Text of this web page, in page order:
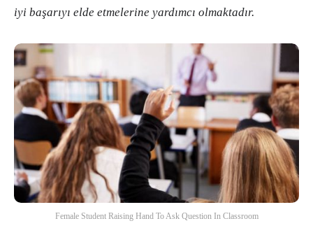
iyi başarıyı elde etmelerine yardımcı olmaktadır.
Female Student Raising Hand To Ask Question In Classroom